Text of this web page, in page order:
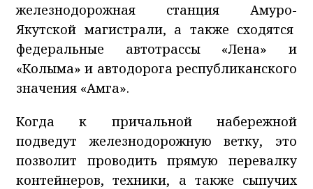
железнодорожная станция Амуро-
Якутской магистрали, а также сходятся
федеральные автотрассы «Лена» и
«Колыма» и автодорога республиканского
значения «Амга».
Когда к причальной набережной
подведут железнодорожную ветку, это
позволит проводить прямую перевалку
контейнеров, техники, а также сыпучих